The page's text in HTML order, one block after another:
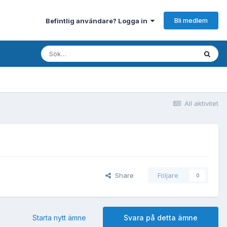
Befintlig användare? Logga in Bli medlem
All aktivitet
Share Följare 0
Svara på detta ämne
Starta nytt ämne